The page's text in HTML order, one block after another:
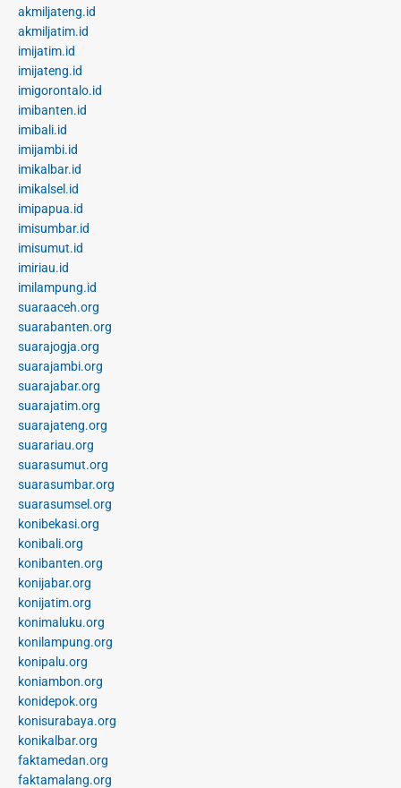
akmiljateng.id
akmiljatim.id
imijatim.id
imijateng.id
imigorontalo.id
imibanten.id
imibali.id
imijambi.id
imikalbar.id
imikalsel.id
imipapua.id
imisumbar.id
imisumut.id
imiriau.id
imilampung.id
suaraaceh.org
suarabanten.org
suarajogja.org
suarajambi.org
suarajabar.org
suarajatim.org
suarajateng.org
suarariau.org
suarasumut.org
suarasumbar.org
suarasumsel.org
konibekasi.org
konibali.org
konibanten.org
konijabar.org
konijatim.org
konimaluku.org
konilampung.org
konipalu.org
koniambon.org
konidepok.org
konisurabaya.org
konikalbar.org
faktamedan.org
faktamalang.org